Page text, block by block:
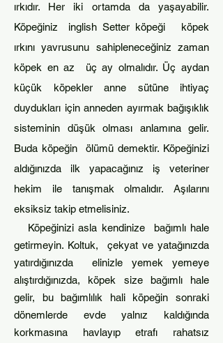
ırkıdır. Her iki ortamda da yaşayabilir.
Köpeğiniz inglish Setter köpeği köpek
ırkını yavrusunu sahipleneceğiniz zaman
köpek en az üç ay olmalıdır. Üç aydan
küçük köpekler anne sütüne ihtiyaç
duydukları için anneden ayırmak bağışıklık
sisteminin düşük olması anlamına gelir.
Buda köpeğin
ölümü demektir. Köpeğinizi
aldığınızda ilk yapacağınız iş veteriner
hekim ile tanışmak olmalıdır. Aşılarını
eksiksiz takip etmelisiniz.
Köpeğinizi asla kendinize bağımlı hale
getirmeyin. Koltuk, çekyat ve yatağınızda
yatırdığınızda elinizle yemek yemeye
alıştırdığınızda, köpek size bağımlı hale
gelir, bu bağımlılık hali köpeğin sonraki
dönemlerde evde yalnız kaldığında
korkmasına havlayıp etrafı rahatsız